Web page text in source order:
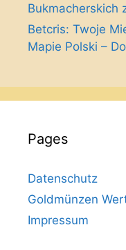
Bukmacherskich
Betcris: Twoje
Mapie Polski –
Pages
Datenschutz
Goldmünzen
Impressum